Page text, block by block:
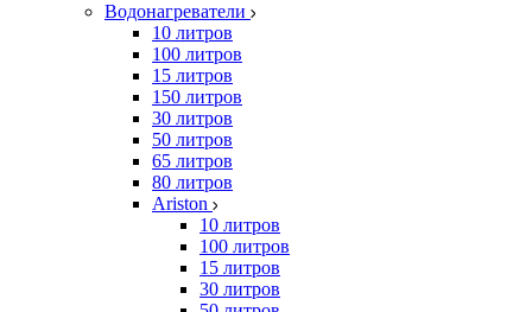
Водонагреватели
10 литров
100 литров
15 литров
150 литров
30 литров
50 литров
65 литров
80 литров
Ariston
10 литров
100 литров
15 литров
30 литров